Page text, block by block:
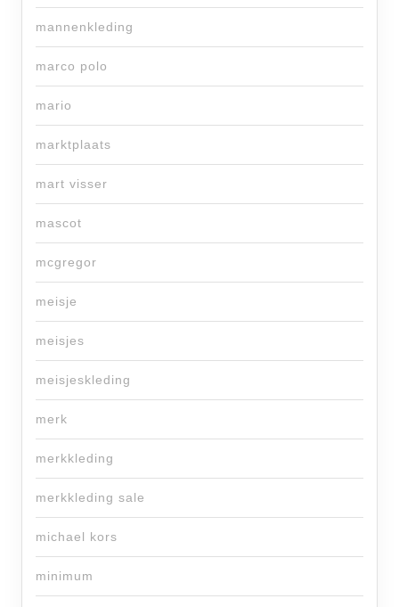
mannenkleding
marco polo
mario
marktplaats
mart visser
mascot
mcgregor
meisje
meisjes
meisjeskleding
merk
merkkleding
merkkleding sale
michael kors
minimum